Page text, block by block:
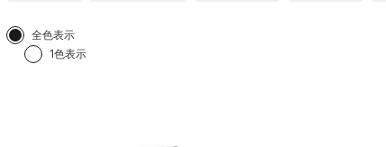
全色表示
1色表示